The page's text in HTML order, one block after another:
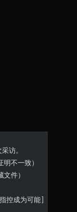
访。
不一致）
件）
控成为可能]